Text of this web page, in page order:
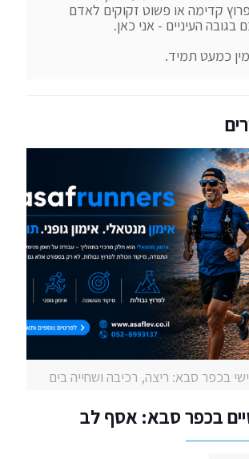
כמעט תמיד.
בכפר סבא: ריצה, רכיבה ושחייה בים
בכפר סבא: אסף לב